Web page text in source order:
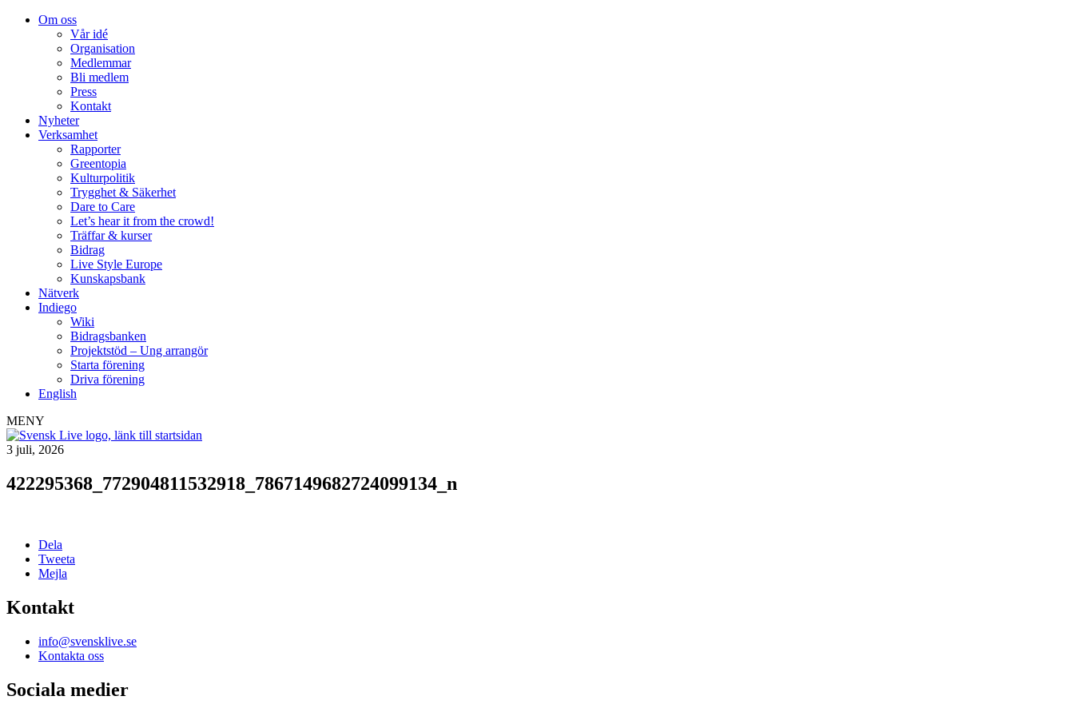
Om oss
Vår idé
Organisation
Medlemmar
Bli medlem
Press
Kontakt
Nyheter
Verksamhet
Rapporter
Greentopia
Kulturpolitik
Trygghet & Säkerhet
Dare to Care
Let’s hear it from the crowd!
Träffar & kurser
Bidrag
Live Style Europe
Kunskapsbank
Nätverk
Indiego
Wiki
Bidragsbanken
Projektstöd – Ung arrangör
Starta förening
Driva förening
English
MENY
3 juli, 2026
422295368_772904811532918_7867149682724099134_n
Dela
Tweeta
Mejla
Kontakt
info@svensklive.se
Kontakta oss
Sociala medier